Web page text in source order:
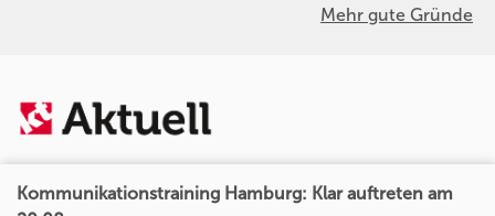
Mehr gute Gründe
Kommunikationstraining Hamburg: Klar auftreten am